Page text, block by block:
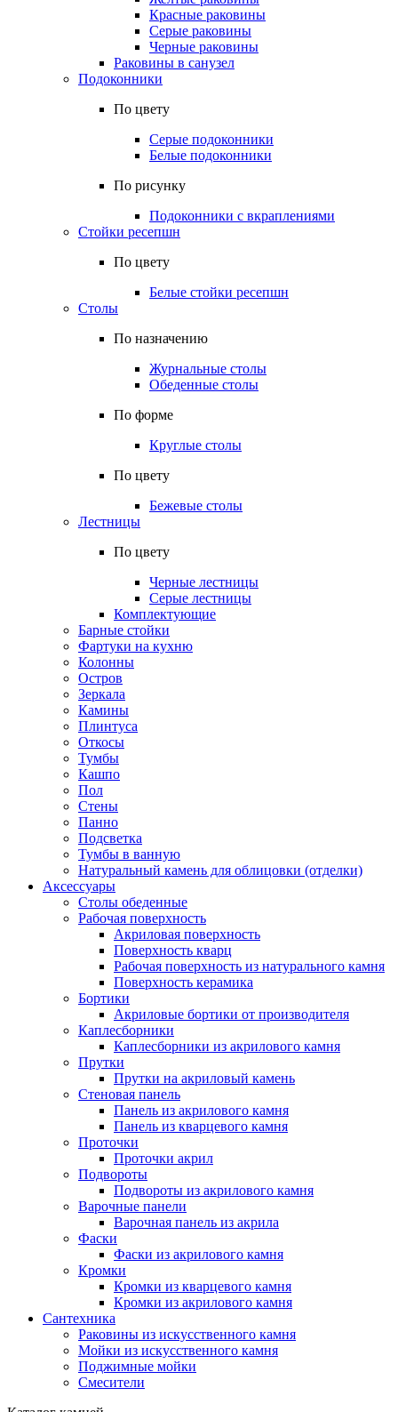
Красные раковины
Серые раковины
Черные раковины
Раковины в санузел
Подоконники
По цвету
Серые подоконники
Белые подоконники
По рисунку
Подоконники с вкраплениями
Стойки ресепшн
По цвету
Белые стойки ресепшн
Столы
По назначению
Журнальные столы
Обеденные столы
По форме
Круглые столы
По цвету
Бежевые столы
Лестницы
По цвету
Черные лестницы
Серые лестницы
Комплектующие
Барные стойки
Фартуки на кухню
Колонны
Остров
Зеркала
Камины
Плинтуса
Откосы
Тумбы
Кашпо
Пол
Стены
Панно
Подсветка
Тумбы в ванную
Натуральный камень для облицовки (отделки)
Аксессуары
Столы обеденные
Рабочая поверхность
Акриловая поверхность
Поверхность кварц
Рабочая поверхность из натурального камня
Поверхность керамика
Бортики
Акриловые бортики от производителя
Каплесборники
Каплесборники из акрилового камня
Прутки
Прутки на акриловый камень
Стеновая панель
Панель из акрилового камня
Панель из кварцевого камня
Проточки
Проточки акрил
Подвороты
Подвороты из акрилового камня
Варочные панели
Варочная панель из акрила
Фаски
Фаски из акрилового камня
Кромки
Кромки из кварцевого камня
Кромки из акрилового камня
Сантехника
Раковины из искусственного камня
Мойки из искусственного камня
Поджимные мойки
Смесители